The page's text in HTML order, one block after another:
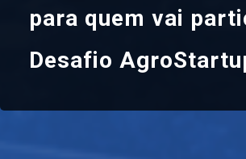
para quem vai
Desafio